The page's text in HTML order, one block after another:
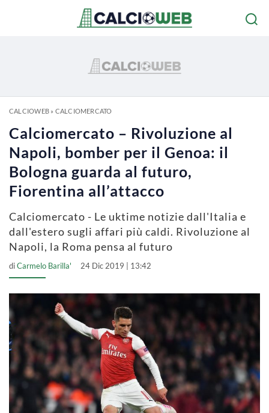
CALCIOWEB» CALCIOMERCATO
Calciomercato – Rivoluzione al
Napoli, bomber per il Genoa: il
Bologna guarda al futuro,
Fiorentina all’attacco
Calciomercato - Le uktime notizie dall'Italia e
dall'estero sugli affari più caldi. Rivoluzione al
Napoli, la Roma pensa al futuro
diCarmelo Barilla' 24 Dic 2019 | 13:42